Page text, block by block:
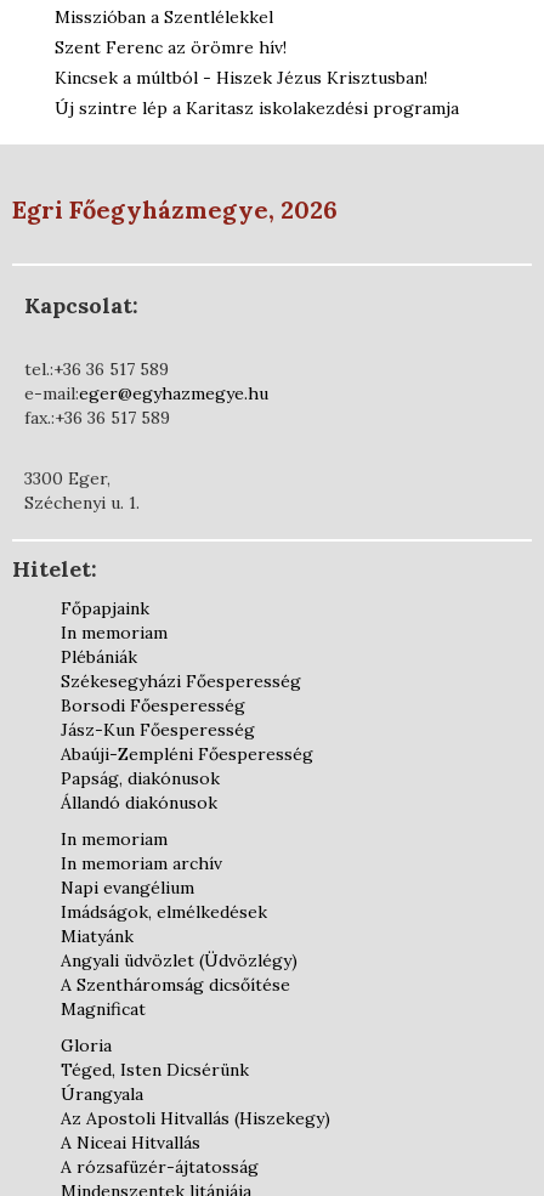
Misszióban a Szentlélekkel
Szent Ferenc az örömre hív!
Kincsek a múltból - Hiszek Jézus Krisztusban!
Új szintre lép a Karitasz iskolakezdési programja
Egri Főegyházmegye, 2026
Kapcsolat:
tel.:+36 36 517 589
e-mail:eger@egyhazmegye.hu
fax.:+36 36 517 589
3300 Eger,
Széchenyi u. 1.
Hitelet:
Főpapjaink
In memoriam
Plébániák
Székesegyházi Főesperesség
Borsodi Főesperesség
Jász-Kun Főesperesség
Abaúji-Zempléni Főesperesség
Papság, diakónusok
Állandó diakónusok
In memoriam
In memoriam archív
Napi evangélium
Imádságok, elmélkedések
Miatyánk
Angyali üdvözlet (Üdvözlégy)
A Szentháromság dicsőítése
Magnificat
Gloria
Téged, Isten Dicsérünk
Úrangyala
Az Apostoli Hitvallás (Hiszekegy)
A Niceai Hitvallás
A rózsafüzér-ájtatosság
Mindenszentek litániája